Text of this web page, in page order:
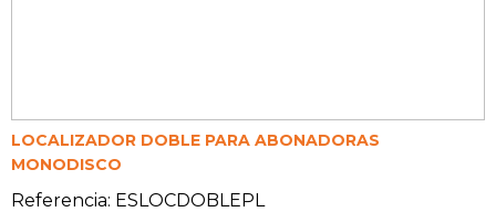
LOCALIZADOR DOBLE PARA ABONADORAS
MONODISCO
Referencia: ESLOCDOBLEPL